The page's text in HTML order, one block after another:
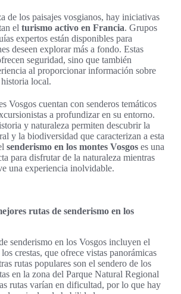
de los paisajes vosgianos, hay iniciativas
el turismo activo en Francia. Grupos
expertos están disponibles para
deseen explorar más a fondo. Estas
seguridad, sino que también
al proporcionar información sobre
local.
Vosgos cuentan con senderos temáticos
a profundizar en su entorno.
y naturaleza permiten descubrir la
y la biodiversidad que caracterizan a esta
senderismo en los montes Vosgos es una
para disfrutar de la naturaleza mientras
una experiencia inolvidable.
rutas de senderismo en los
senderismo en los Vosgos incluyen el
crestas, que ofrece vistas panorámicas
rutas populares son el sendero de los
en la zona del Parque Natural Regional
rutas varían en dificultad, por lo que hay